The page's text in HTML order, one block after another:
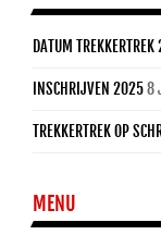
DATUM
INSCHRIJVEN 20258
TREKKERTREK OP
MENU